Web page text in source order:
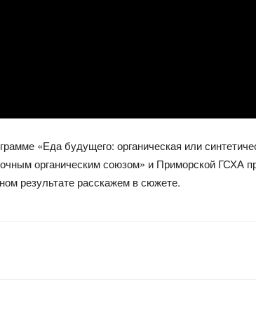
«Еда будущего: органическая или
органическим союзом» и Приморской ГСХА
результате расскажем в сюжете.